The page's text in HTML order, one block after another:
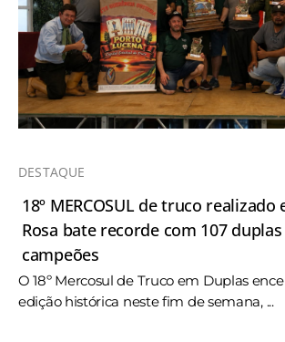
DESTAQUE
18º MERCOSUL de truco realizado
Rosa bate recorde com 107
campeões
O 18º Mercosul de Truco em Duplas
edição histórica neste fim de semana, ...